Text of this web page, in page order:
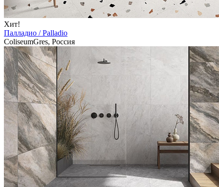
Хит!
Палладио / Palladio
ColiseumGres, Россия